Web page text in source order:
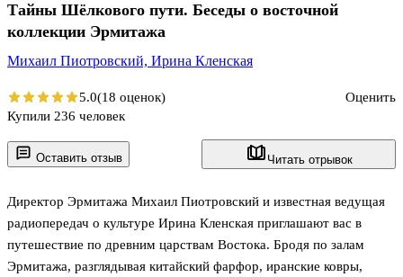
Оставить отзыв Читать отрывок
Директор Эрмитажа Михаил Пиотровский и известная ведущая
радиопередач о культуре Ирина Кленская приглашают вас в
путешествие по древним царствам Востока. Бродя по залам
Эрмитажа, разглядывая китайский фарфор, иранские ковры,
Тайны Шёлкового пути. Беседы о восточной
коллекции Эрмитажа
Михаил Пиотровский, Ирина Кленская
5.0(18 оценок)
Оценить
Купили 236 человек